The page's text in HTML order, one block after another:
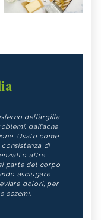
dell’argilla
dall’acne
Usato come
di
o altre
parte del corpo
asciugare
dolori, per
eczemi.